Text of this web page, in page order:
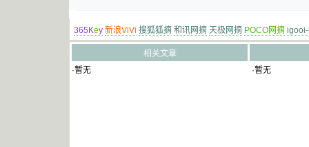
365Key 新浪ViVi 搜狐狐摘 和讯网摘 天极网摘 POCO网摘
相关文章
·暂无
·暂无